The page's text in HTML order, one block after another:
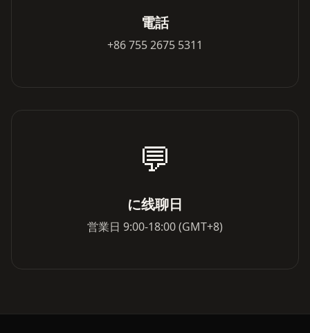
電話
+86 755 2675 5311
💬
に线聊日
営業日 9:00-18:00 (GMT+8)